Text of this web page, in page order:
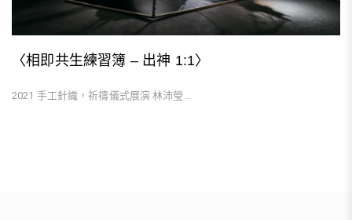
〈相即共生練習簿 – 出神 1:1〉
2021 手工針織，祈禱儀式展演 林沛瑩...